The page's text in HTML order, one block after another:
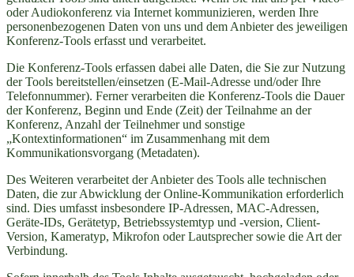
oder Audiokonferenz via Internet kommunizieren, werden Ihre
personenbezogenen Daten von uns und dem Anbieter des jeweiligen
Konferenz-Tools erfasst und verarbeitet.
Die Konferenz-Tools erfassen dabei alle Daten, die Sie zur Nutzung
der Tools bereitstellen/einsetzen (E-Mail-Adresse und/oder Ihre
Telefonnummer). Ferner verarbeiten die Konferenz-Tools die Dauer
der Konferenz, Beginn und Ende (Zeit) der Teilnahme an der
Konferenz, Anzahl der Teilnehmer und sonstige
„Kontextinformationen“ im Zusammenhang mit dem
Kommunikationsvorgang (Metadaten).
Des Weiteren verarbeitet der Anbieter des Tools alle technischen
Daten, die zur Abwicklung der Online-Kommunikation erforderlich
sind. Dies umfasst insbesondere IP-Adressen, MAC-Adressen,
Geräte-IDs, Gerätetyp, Betriebssystemtyp und -version, Client-
Version, Kameratyp, Mikrofon oder Lautsprecher sowie die Art der
Verbindung.